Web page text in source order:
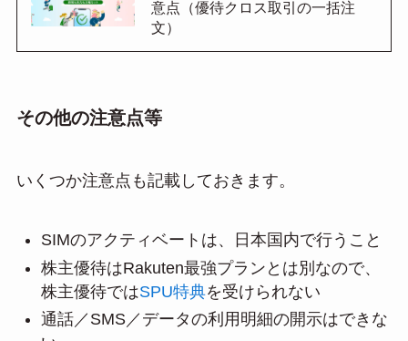
意点（優待クロス取引の一括注
文）
その他の注意点等
いくつか注意点も記載しておきます。
SIMのアクティベートは、日本国内で行うこと
株主優待はRakuten最強プランとは別なので、
株主優待ではSPU特典を受けられない
通話／SMS／データの利用明細の開示はできな